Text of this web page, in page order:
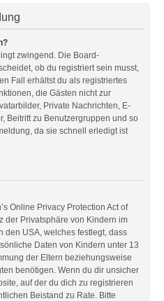
zwingend. Die Board-
ob du registriert sein musst,
Fall erhältst du als registriertes
die Gästen nicht zur
Private Nachrichten, E-
Beitritt zu Benutzergruppen und so
da sie schnell erledigt ist
Online Privacy Protection Act of
der Privatsphäre von Kindern im
den USA, welches festlegt, dass
Daten von Kindern unter 13
der Eltern beziehungsweise
benötigen. Wenn du dir unsicher
auf der du dich zu registrieren
Beistand zu Rate. Bitte